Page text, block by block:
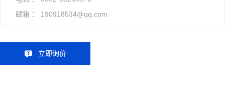
邮箱 ： 190918534@qq.com
立即询价